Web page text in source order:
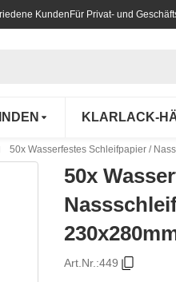
Kunden Für Privat- und
KLARLACK-
50x Wasserfestes Schleifpapier /
50x
Art.Nr.:449